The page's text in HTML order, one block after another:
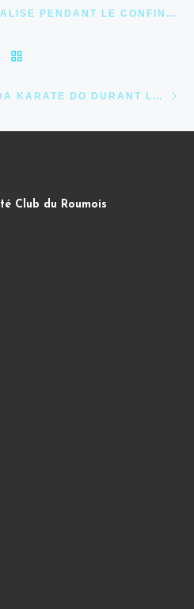
EXTRAIT DE KIHON RÉALISE PENDANT LE CONFINEMENT
KIHON RÉALISÉ CHEZ ODA KARATE DO DURANT LE COUVRE-FEU À 20H
Club du Roumois